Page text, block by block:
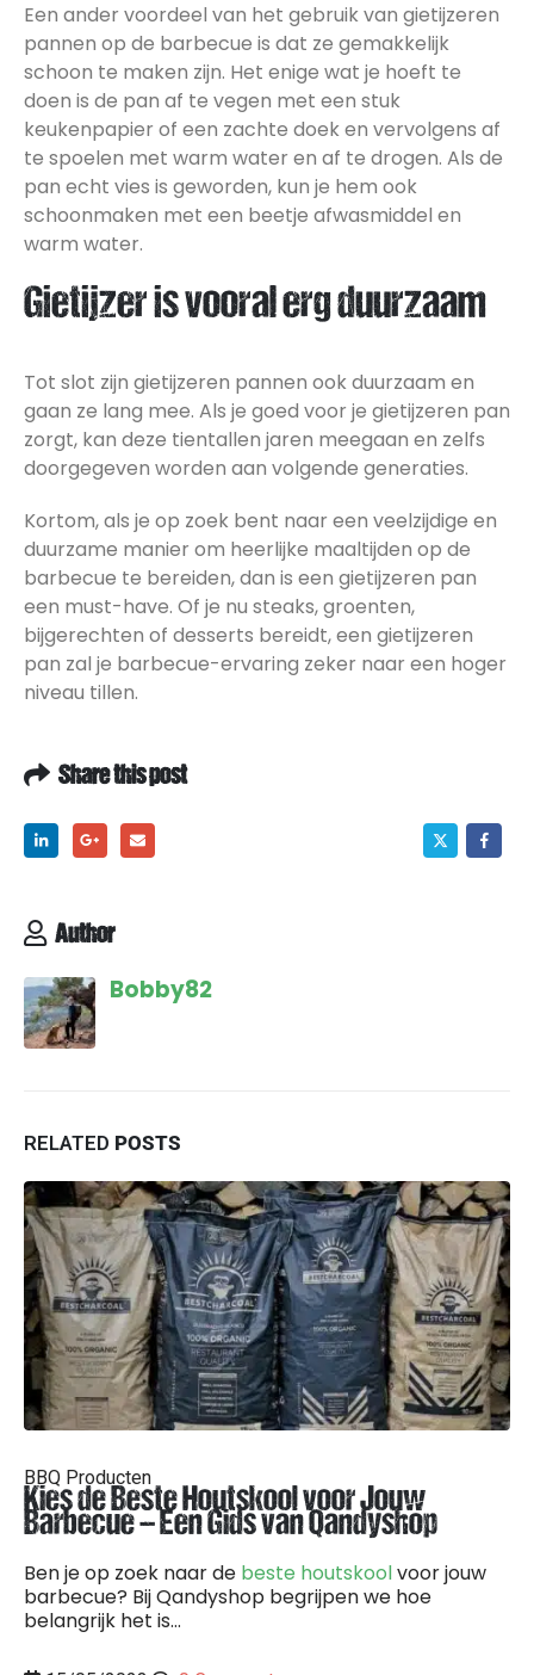
Een ander voordeel van het gebruik van gietijzeren
pannen op de barbecue is dat ze gemakkelijk
schoon te maken zijn. Het enige wat je hoeft te
doen is de pan af te vegen met een stuk
keukenpapier of een zachte doek en vervolgens af
te spoelen met warm water en af te drogen. Als de
pan echt vies is geworden, kun je hem ook
schoonmaken met een beetje afwasmiddel en
warm water.
Gietijzer is vooral erg duurzaam
Tot slot zijn gietijzeren pannen ook duurzaam en
gaan ze lang mee. Als je goed voor je gietijzeren pan
zorgt, kan deze tientallen jaren meegaan en zelfs
doorgegeven worden aan volgende generaties.
Kortom, als je op zoek bent naar een veelzijdige en
duurzame manier om heerlijke maaltijden op de
barbecue te bereiden, dan is een gietijzeren pan
een must-have. Of je nu steaks, groenten,
bijgerechten of desserts bereidt, een gietijzeren
pan zal je barbecue-ervaring zeker naar een hoger
niveau tillen.
Share this post
Author
Bobby82
RELATED POSTS
BBQ Producten
Kies de Beste Houtskool voor Jouw
Barbecue – Een Gids van Qandyshop
Ben je op zoek naar de beste houtskoolvoor jouw
barbecue? Bij Qandyshop begrijpen we hoe
belangrijk het is...